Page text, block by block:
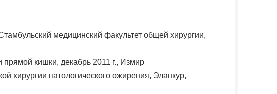
медицинский факультет общей хирургии,
прямой кишки, декабрь 2011 г., Измир
хирургии патологического ожирения, Эланкур,